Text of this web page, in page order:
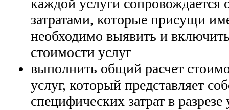
каждой услуги сопровождается
затратами, которые присущи
необходимо выявить и
стоимости услуг
выполнить общий расчет
услуг, который представляет
специфических затрат в разрезе